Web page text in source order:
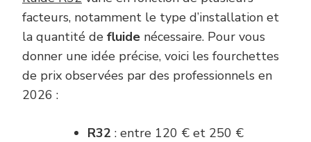
facteurs, notamment le type d’installation et
la quantité de fluide nécessaire. Pour vous
donner une idée précise, voici les fourchettes
de prix observées par des professionnels en
2026 :
R32 : entre 120 € et 250 €